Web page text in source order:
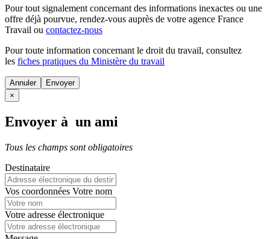
Pour tout signalement concernant des informations inexactes ou une
offre déjà pourvue, rendez-vous auprès de votre agence France
Travail ou contactez-nous
Pour toute information concernant le droit du travail, consultez
les fiches pratiques du Ministère du travail
Annuler
×
Envoyer à un ami
Tous les champs sont obligatoires
Destinataire
Vos coordonnées Votre nom
Votre adresse électronique